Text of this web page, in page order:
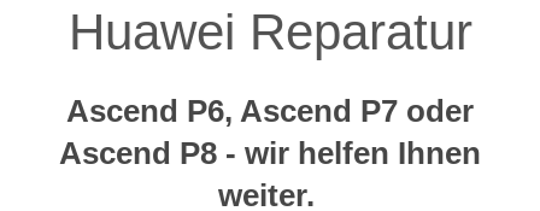
Huawei Reparatur
Ascend P6, Ascend P7 oder
Ascend P8 - wir helfen Ihnen
weiter.